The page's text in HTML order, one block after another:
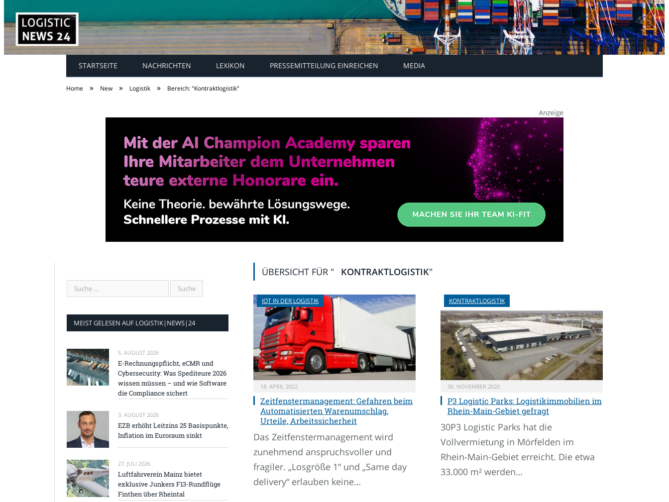
STARTSEITE NACHRICHTEN LEXIKON PRESSEMITTEILUNG EINREICHEN MEDIA
Home » New » Logistik » Bereich: "Kontraktlogistik"
ÜBERSICHT FÜR " KONTRAKTLOGISTIK"
IOT IN DER LOGISTIK
18. APRIL 2022
Zeitfenstermanagement: Gefahren beim
Automatisierten Warenumschlag,
Urteile, Arbeitssicherheit
Das Zeitfenstermanagement wird
zunehmend anspruchsvoller und
fragiler. „Losgröße 1“ und „Same day
delivery“ erlauben keine…
KONTRAKTLOGISTIK
30. NOVEMBER 2020
P3 Logistic Parks: Logistikimmobilien im
Rhein-Main-Gebiet gefragt
30P3 Logistic Parks hat die
Vollvermietung in Mörfelden im
Rhein-Main-Gebiet erreicht. Die etwa
33.000 m² werden…
MEIST GELESEN AUF LOGISTIK|NEWS|24
5. AUGUST 2026
E-Rechnungspflicht, eCMR und
Cybersecurity: Was Spediteure 2026
wissen müssen – und wie Software
die Compliance sichert
3. AUGUST 2026
EZB erhöht Leitzins 25 Basispunkte,
Inflation im Euroraum sinkt
27. JULI 2026
Luftfahrverein Mainz bietet
exklusive Junkers F13-Rundflüge
Finthen über Rheintal